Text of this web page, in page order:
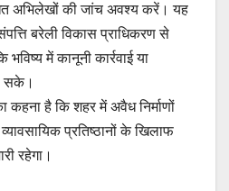
अभिलेखों की जांच अवश्य करें। यह
बरेली विकास प्राधिकरण से
में कानूनी कार्रवाई या
सके।
कहना है कि शहर में अवैध निर्माणों
प्रतिष्ठानों के खिलाफ
रहेगा।